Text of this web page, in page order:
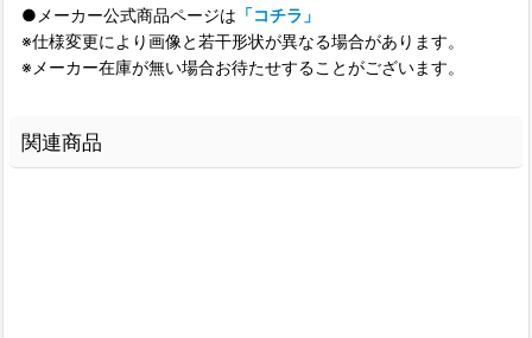
●メーカー公式商品ページは 「コチラ」
※仕様変更により画像と若干形状が異なる場合があります。
※メーカー在庫が無い場合お待たせすることがございます。
関連商品